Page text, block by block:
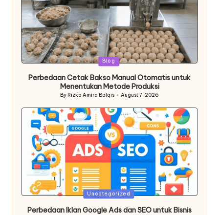
Posted
Blog
Perbedaan Cetak Bakso Manual Otomatis untuk
Menentukan Metode Produksi
Posted
By Rizka Amira Balqis August 7, 2026
Posted
Uncategorized
Perbedaan Iklan Google Ads dan SEO untuk Bisnis